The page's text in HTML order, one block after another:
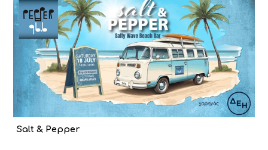
Salt & Pepper